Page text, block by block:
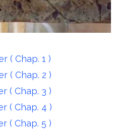
( Chap. 1 )
( Chap. 2 )
( Chap. 3 )
( Chap. 4 )
( Chap. 5 )